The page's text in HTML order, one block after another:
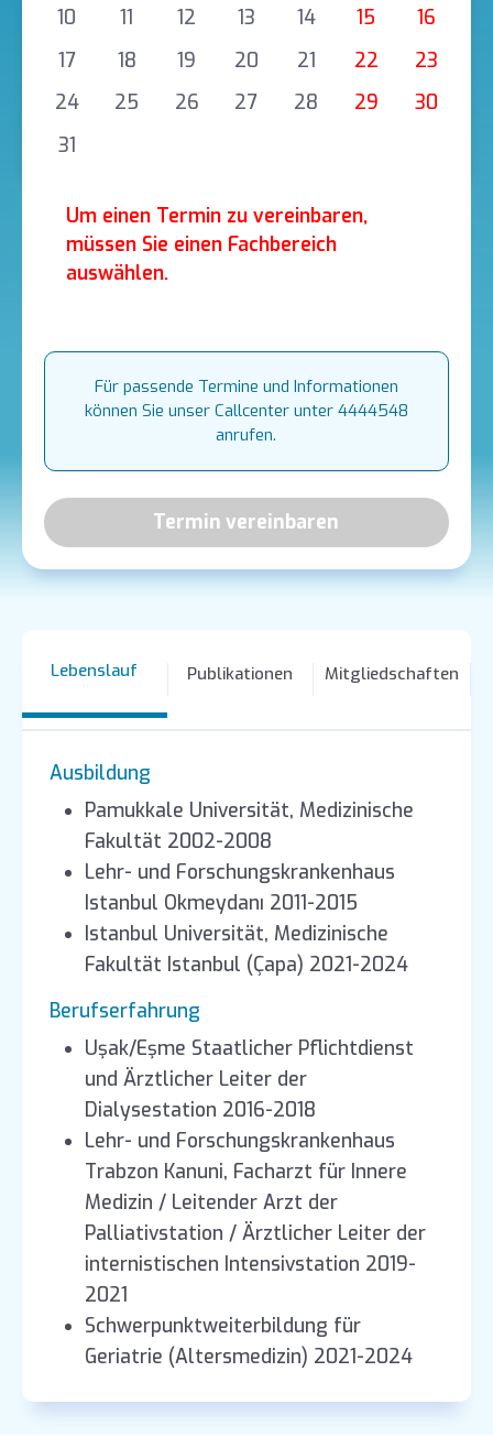
10
11 12 13 14 15
16
17
18 19 20 21 22
23
24
25 26 27 28 29
30
31
Um einen Termin zu vereinbaren,
müssen Sie einen Fachbereich
auswählen.
Für passende Termine und Informationen
können Sie unser Callcenter unter 4444548
anrufen.
Termin vereinbaren
Lebenslauf Publikationen Mitgliedschaften
Ausbildung
Pamukkale Universität, Medizinische
Fakultät 2002-2008
Lehr- und Forschungskrankenhaus
Istanbul Okmeydanı 2011-2015
Istanbul Universität, Medizinische
Fakultät Istanbul (Çapa) 2021-2024
Berufserfahrung
Uşak/Eşme Staatlicher Pflichtdienst
und Ärztlicher Leiter der
Dialysestation 2016-2018
Lehr- und Forschungskrankenhaus
Trabzon Kanuni, Facharzt für Innere
Medizin / Leitender Arzt der
Palliativstation / Ärztlicher Leiter der
internistischen Intensivstation 2019-
2021
Schwerpunktweiterbildung für
Geriatrie (Altersmedizin) 2021-2024